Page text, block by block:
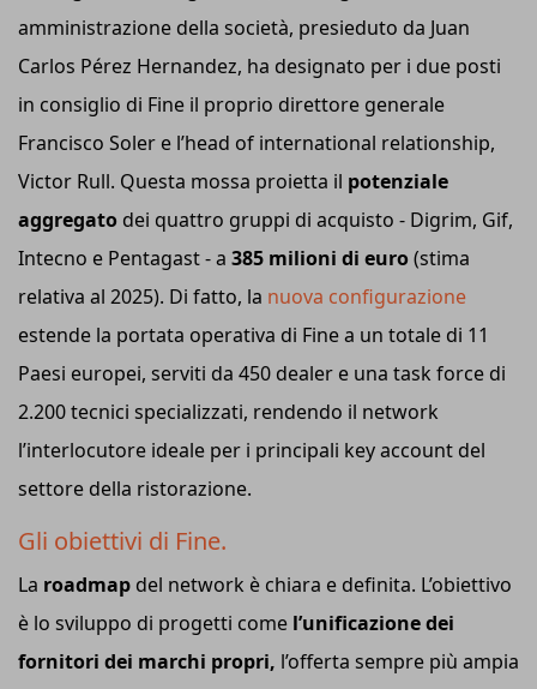
amministrazione della società, presieduto da Juan
Carlos Pérez Hernandez, ha designato per i due posti
in consiglio di Fine il proprio direttore generale
Francisco Soler e l’head of international relationship,
Victor Rull. Questa mossa proietta il potenziale
aggregato dei quattro gruppi di acquisto - Digrim, Gif,
Intecno e Pentagast - a 385 milioni di euro(stima
relativa al 2025). Di fatto, la nuova configurazione
estende la portata operativa di Fine a un totale di 11
Paesi europei, serviti da 450 dealer e una task force di
2.200 tecnici specializzati, rendendo il network
l’interlocutore ideale per i principali key account del
settore della ristorazione.
Gli obiettivi di Fine.
La roadmap del network è chiara e definita. L’obiettivo
è lo sviluppo di progetti come l’unificazione dei
fornitori dei marchi propri, l’offerta sempre più ampia